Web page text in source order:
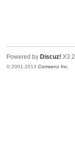
Powered by Discuz! X3.2
© 2001-2013Comsenz Inc.